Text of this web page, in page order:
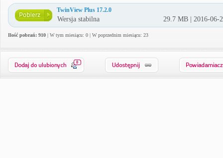
TwinView Plus 17.2.0
Wersja stabilna 29.7 MB | 2016-06-
Ilość pobrań: 910 | W tym miesiącu: 0 | W poprzednim miesiącu: 23
0